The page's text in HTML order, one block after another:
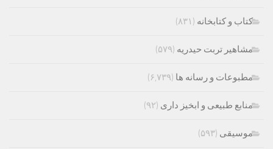
کتاب و کتابخانه (۸۳۱)
مشاهیر تربت حیدریه (۵۷۹)
مطبوعات و رسانه ها (۶,۷۳۹)
منابع طبیعی و ابخیز داری (۹۲)
موسیقی (۵۹۳)